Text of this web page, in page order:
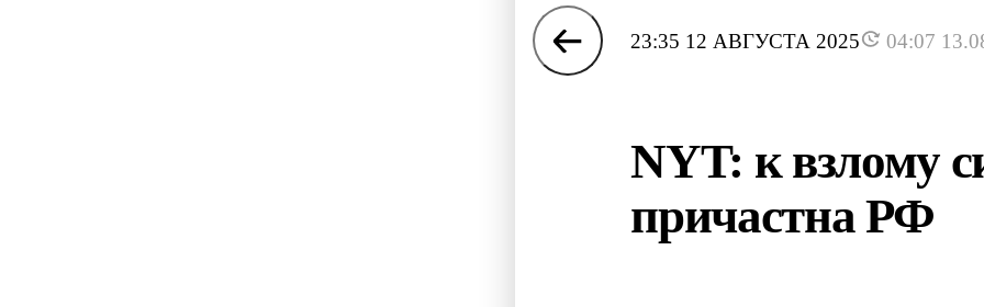
23:35 12 АВГУСТА 2025 04:07
NYT: к взлому
причастна РФ